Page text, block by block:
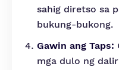
sahig diretso sa
bukung-bukong.
Gawin ang Taps:
mga dulo ng